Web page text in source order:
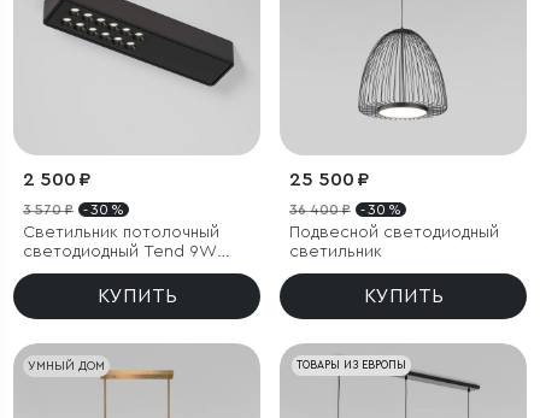
2 500 ₽
3 570 ₽ - 30 %
Светильник потолочный
светодиодный Tend 9W
4000K черный
КУПИТЬ
25 500 ₽
36 400 ₽ - 30 %
Подвесной светодиодный
светильник
КУПИТЬ
УМНЫЙ ДОМ ТОВАРЫ ИЗ ЕВРОПЫ